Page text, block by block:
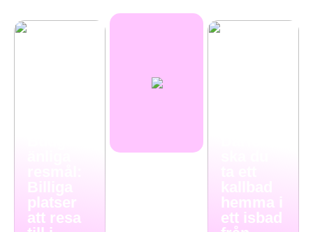
platser
att resa
kallbad
hemma i
ett isbad